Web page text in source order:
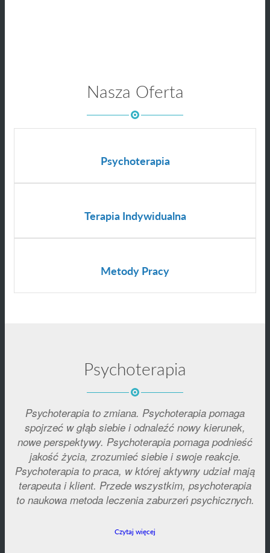
Nasza Oferta
Psychoterapia
Terapia Indywidualna
Metody Pracy
Psychoterapia
Psychoterapia to zmiana. Psychoterapia pomaga
spojrzeć w głąb siebie i odnaleźć nowy kierunek,
nowe perspektywy. Psychoterapia pomaga podnieść
jakość życia, zrozumieć siebie i swoje reakcje.
Psychoterapia to praca, w której aktywny udział mają
terapeuta i klient. Przede wszystkim, psychoterapia
to naukowa metoda leczenia zaburzeń psychicznych.
Czytaj więcej